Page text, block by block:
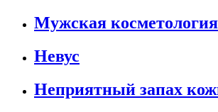
Мужская косметология
Невус
Неприятный запах